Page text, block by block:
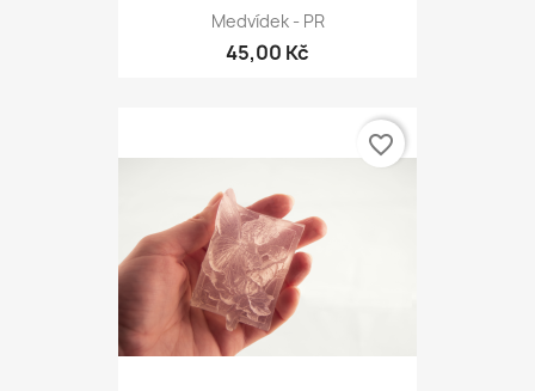
Medvídek - PR
45,00 Kč
favorite_border